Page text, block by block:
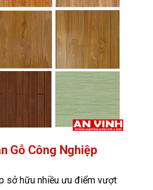
Gỗ Công Nghiệp
sở hữu nhiều ưu điểm vượt